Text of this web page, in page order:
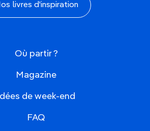
livres d'inspiration
Où partir ?
Magazine
Idées de week-end
FAQ